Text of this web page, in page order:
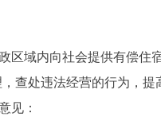
域内向社会提供有偿住宿
查处违法经营的行为，
见：